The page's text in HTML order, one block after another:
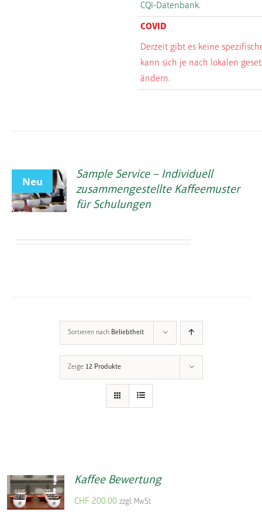
CQI-Datenbank.
COVID
Derzeit gibt es keine
kann sich je nach lokalen
ändern.
Neu
Sample Service – Individuell
zusammengestellte Kaffeemuster
für Schulungen
Sortieren nach Beliebtheit
Zeige 12 Produkte
Kaffee Bewertung
CHF 200.00 zzgl. MwSt